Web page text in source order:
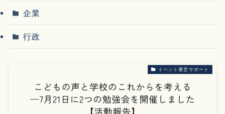
企業
行政
イベント運営サポート